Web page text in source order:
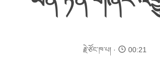
རྗེ་ཙོང་ཁ་པ། 00:21